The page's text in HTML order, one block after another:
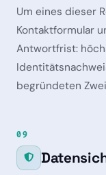
Um eines dieser
Kontaktformular
Antwortfrist:
begründeten
09